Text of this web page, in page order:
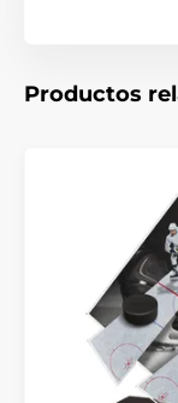
Productos